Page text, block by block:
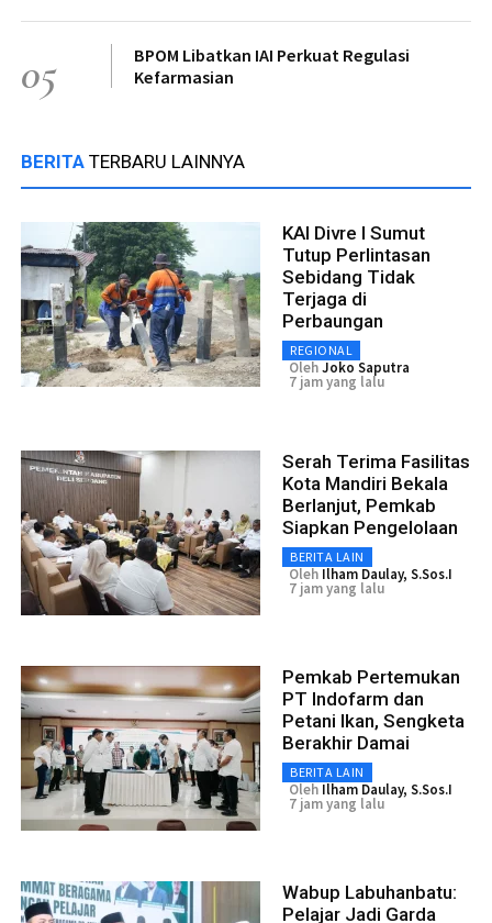
05
BPOM Libatkan IAI Perkuat Regulasi
Kefarmasian
BERITA TERBARU LAINNYA
KAI Divre I Sumut
Tutup Perlintasan
Sebidang Tidak
Terjaga di
Perbaungan
REGIONAL
OlehJoko Saputra
7 jam yang lalu
Serah Terima Fasilitas
Kota Mandiri Bekala
Berlanjut, Pemkab
Siapkan Pengelolaan
BERITA LAIN
Oleh Ilham Daulay, S.Sos.I
7 jam yang lalu
Pemkab Pertemukan
PT Indofarm dan
Petani Ikan, Sengketa
Berakhir Damai
BERITA LAIN
Oleh Ilham Daulay, S.Sos.I
7 jam yang lalu
Wabup Labuhanbatu:
Pelajar Jadi Garda